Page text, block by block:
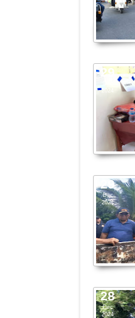
29
2024
29
Dec
2024
28
Dec
2024